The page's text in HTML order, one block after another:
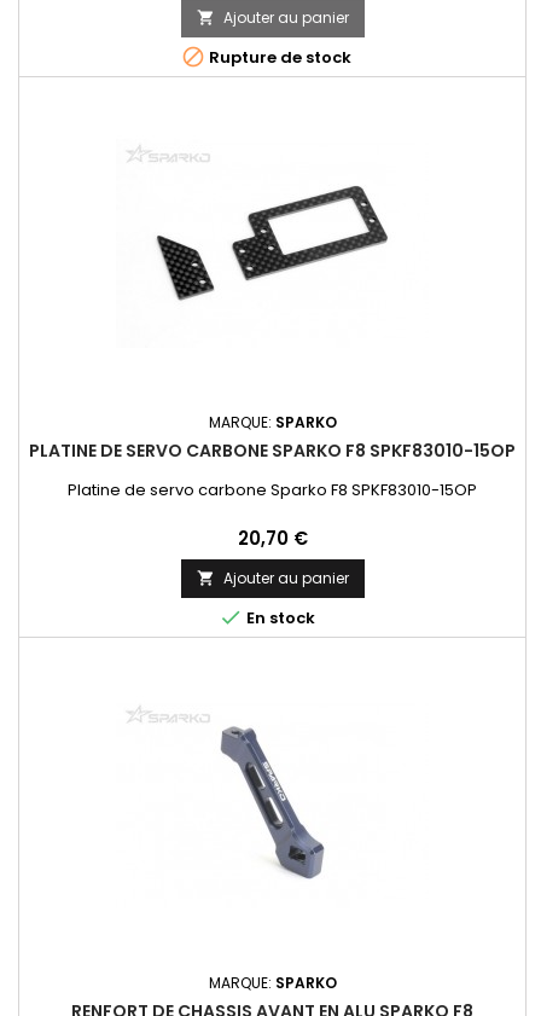
 Ajouter au panier
 Rupture de stock
MARQUE: SPARKO
PLATINE DE SERVO CARBONE SPARKO F8 SPKF83010-15OP
Platine de servo carbone Sparko F8 SPKF83010-15OP
Prix
20,70 €
 Ajouter au panier
 En stock
MARQUE: SPARKO